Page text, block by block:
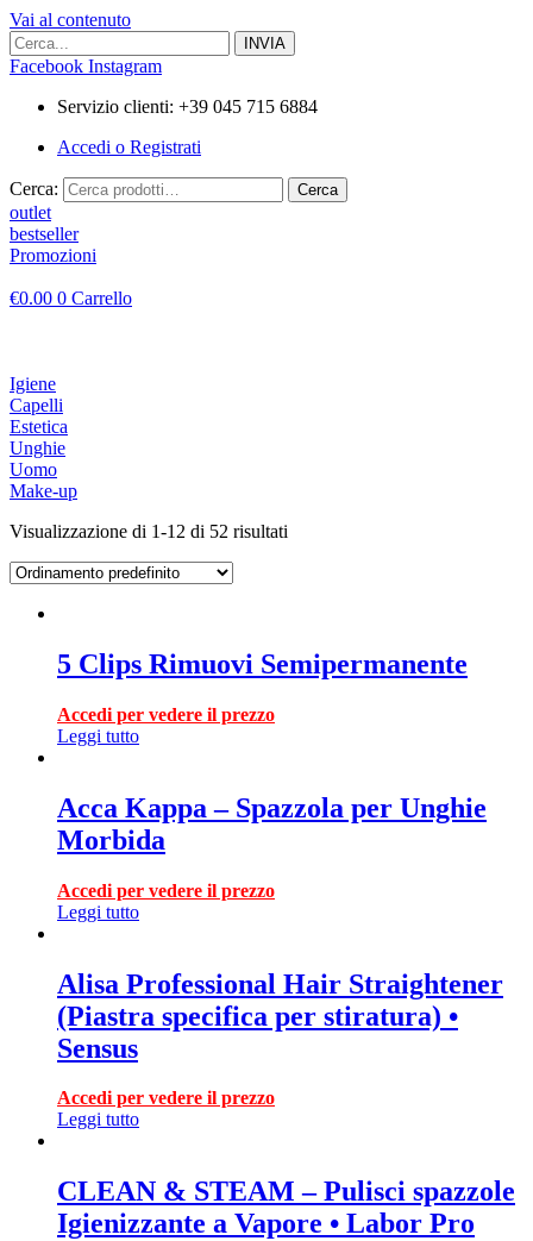
Vai al contenuto
Facebook Instagram
Servizio clienti: +39 045 715 6884
Accedi o Registrati
Cerca: Cerca
outlet
bestseller
Promozioni
€0.00 0 Carrello
Igiene
Capelli
Estetica
Unghie
Uomo
Make-up
Visualizzazione di 1-12 di 52 risultati
5 Clips Rimuovi Semipermanente
Accedi per vedere il prezzo
Leggi tutto
Acca Kappa – Spazzola per Unghie
Morbida
Accedi per vedere il prezzo
Leggi tutto
Alisa Professional Hair Straightener
(Piastra specifica per stiratura) •
Sensus
Accedi per vedere il prezzo
Leggi tutto
CLEAN & STEAM – Pulisci spazzole
Igienizzante a Vapore • Labor Pro